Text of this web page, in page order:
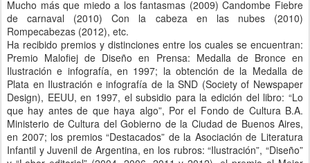
Mucho más que miedo a los fantasmas (2009) Candombe Fiebre
de carnaval (2010) Con la cabeza en las nubes (2010)
Rompecabezas (2012), etc.
Ha recibido premios y distinciones entre los cuales se encuentran:
Premio Malofiej de Diseño en Prensa: Medalla de Bronce en
Ilustración e infografía, en 1997; la obtención de la Medalla de
Plata en Ilustración e infografía de la SND (Society of Newspaper
Design), EEUU, en 1997, el subsidio para la edición del libro: “Lo
que hay antes de que haya algo”, Por el Fondo de Cultura B.A.
Ministerio de Cultura del Gobierno de la Ciudad de Buenos Aires,
en 2007; los premios “Destacados” de la Asociación de Literatura
Infantil y Juvenil de Argentina, en los rubros: “Ilustración”, “Diseño”